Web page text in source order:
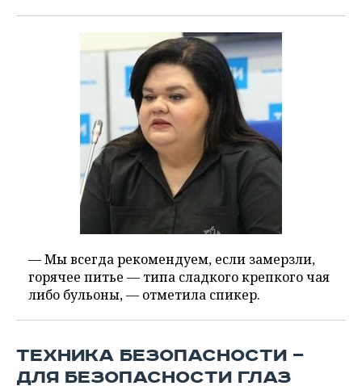
— Мы всегда рекомендуем, если замерзли,
горячее питье — типа сладкого крепкого чая
либо бульоны, — отметила спикер.
ТЕХНИКА БЕЗОПАСНОСТИ —
ДЛЯ БЕЗОПАСНОСТИ ГЛАЗ